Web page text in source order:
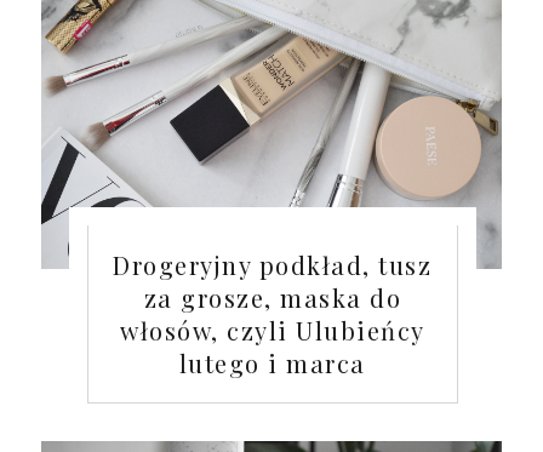
Drogeryjny podkład, tusz
za grosze, maska do
włosów, czyli Ulubieńcy
lutego i marca